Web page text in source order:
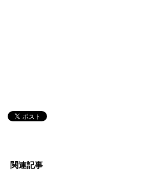
関連記事